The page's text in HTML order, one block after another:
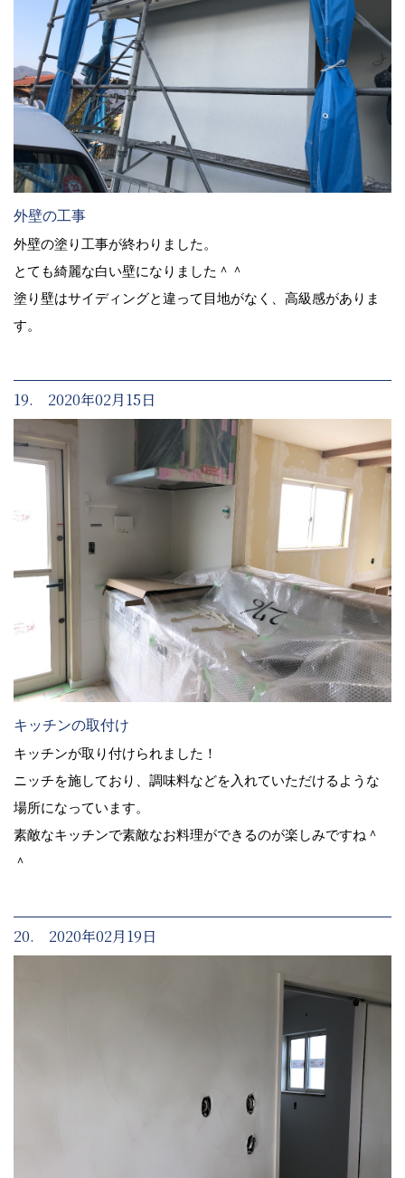
外壁の工事
外壁の塗り工事が終わりました。
とても綺麗な白い壁になりました＾＾
塗り壁はサイディングと違って目地がなく、高級感がありま
す。
19. 2020年02月15日
キッチンの取付け
キッチンが取り付けられました！
ニッチを施しており、調味料などを入れていただけるような
場所になっています。
素敵なキッチンで素敵なお料理ができるのが楽しみですね＾
＾
20. 2020年02月19日